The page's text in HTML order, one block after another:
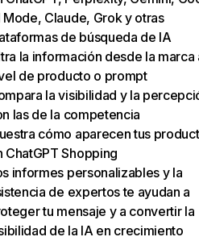
Mode, Claude, Grok y otras
de búsqueda de IA
la información desde la marca
de producto o prompt
la visibilidad y la
las de la competencia
cómo aparecen tus
ChatGPT Shopping
informes personalizables y la
de expertos te ayudan a
tu mensaje y a convertir la
de la IA en crecimiento